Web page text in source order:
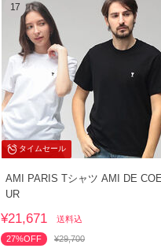
タイムセール
17
AMI PARIS Tシャツ AMI DE COE
UR
¥21,671 送料込
27%OFF ¥29,700